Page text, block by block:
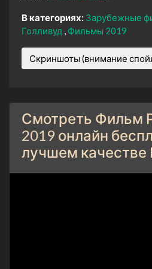
В категориях: Зарубежные
Голливуд
Фильмы 2019
Скриншоты (внимание
Смотреть Фильм
2019 онлайн
лучшем качестве